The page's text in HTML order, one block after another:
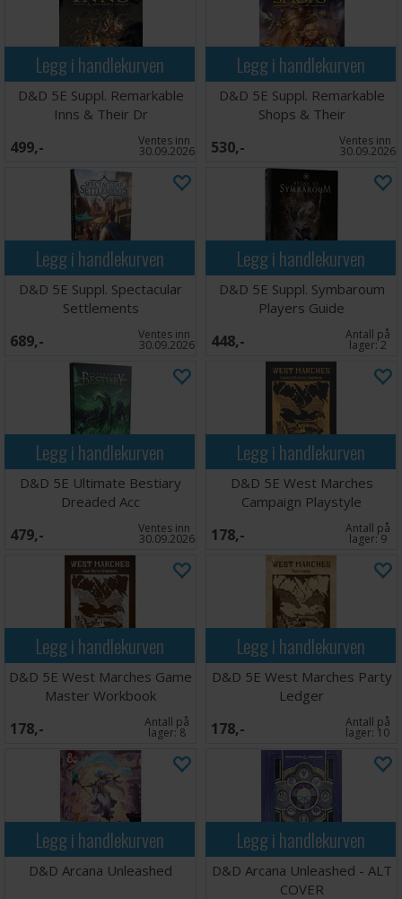
Legg i handlekurven
D&D 5E Suppl. Remarkable
Inns & Their Dr
499,- Ventes inn
30.09.2026
Legg i handlekurven
D&D 5E Suppl. Remarkable
Shops & Their
530,- Ventes inn
30.09.2026
Legg i handlekurven
D&D 5E Suppl. Spectacular
Settlements
689,- Ventes inn
30.09.2026
Legg i handlekurven
D&D 5E Suppl. Symbaroum
Players Guide
448,- Antall på
lager:2
Legg i handlekurven
D&D 5E Ultimate Bestiary
Dreaded Acc
479,- Ventes inn
30.09.2026
Legg i handlekurven
D&D 5E West Marches
Campaign Playstyle
178,- Antall på
lager:9
Legg i handlekurven
D&D 5E West Marches Game
Master Workbook
178,- Antall på
lager:8
Legg i handlekurven
D&D 5E West Marches Party
Ledger
178,- Antall på
lager: 10
Legg i handlekurven
D&D Arcana Unleashed
Legg i handlekurven
D&D Arcana Unleashed - ALT
COVER